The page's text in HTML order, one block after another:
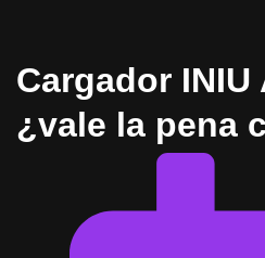
Cargador INIU
¿vale la pena